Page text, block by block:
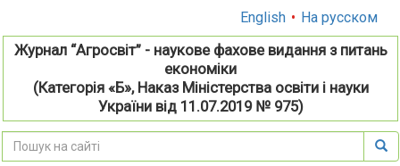
English • На русском
Журнал “Агросвіт” - наукове фахове видання з питань
економіки
(Категорія «Б», Наказ Міністерства освіти і науки
України від 11.07.2019 № 975)